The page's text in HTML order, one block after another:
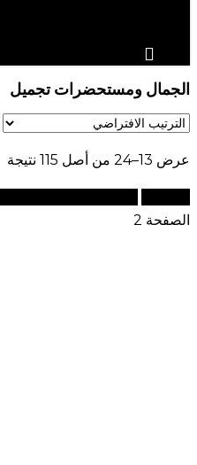
الجمال ومستحضرات تجميل
عرض 13–24 من أصل 115 نتيجة
الصفحة 2